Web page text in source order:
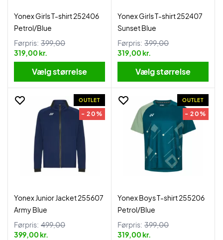
Yonex Girls T-shirt 252406
Petrol/Blue
Førpris: 399,00
319,00 kr.
Vælg størrelse
Yonex Girls T-shirt 252407
Sunset Blue
Førpris: 399,00
319,00 kr.
Vælg størrelse
OUTLET
- 20%
Yonex Junior Jacket 255607
Army Blue
Førpris: 499,00
399,00 kr.
OUTLET
- 20%
Yonex Boys T-shirt 255206
Petrol/Blue
Førpris: 399,00
319,00 kr.